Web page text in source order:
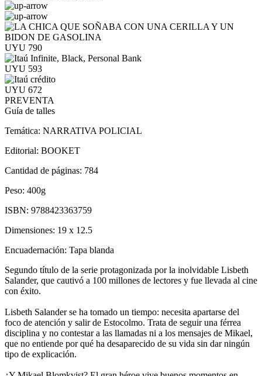
UYU 790
UYU 593
UYU 672
PREVENTA
Guía de talles
Temática: NARRATIVA POLICIAL
Editorial: BOOKET
Cantidad de páginas: 784
Peso: 400g
ISBN: 9788423363759
Dimensiones: 19 x 12.5
Encuadernación: Tapa blanda
Segundo título de la serie protagonizada por la inolvidable Lisbeth
Salander, que cautivó a 100 millones de lectores y fue llevada al cine
con éxito.
Lisbeth Salander se ha tomado un tiempo: necesita apartarse del
foco de atención y salir de Estocolmo. Trata de seguir una férrea
disciplina y no contestar a las llamadas ni a los mensajes de Mikael,
que no entiende por qué ha desaparecido de su vida sin dar ningún
tipo de explicación.